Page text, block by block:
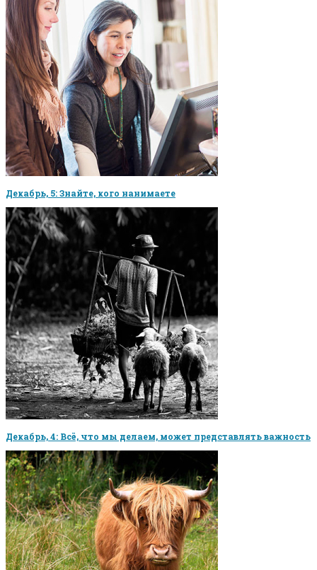
Декабрь, 5: Знайте, кого нанимаете
Декабрь, 4: Всё, что мы делаем, может представлять важность